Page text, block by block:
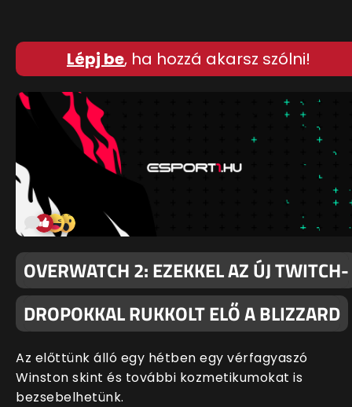
Lépj be, ha hozzá akarsz szólni!
OVERWATCH 2: EZEKKEL AZ ÚJ TWITCH-
DROPOKKAL RUKKOLT ELŐ A BLIZZARD
Az előttünk álló egy hétben egy vérfagyaszó
Winston skint és további kozmetikumokat is
bezsebelhetünk.